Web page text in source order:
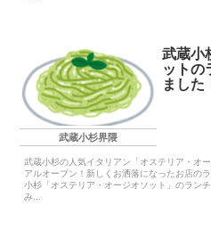
武蔵小杉界隈
武蔵小
ットの
ました
武蔵小杉の人気イタリアン「オステリア・オ
アルオープン！新しくお洒落になったお店の
小杉「オステリア・オージオソット」のラン
み...